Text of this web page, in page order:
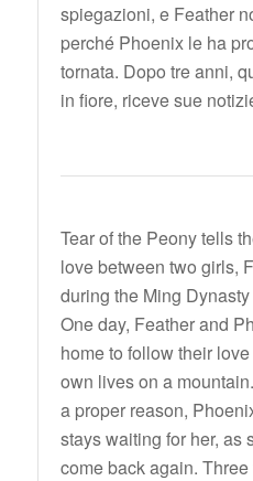
spiegazioni, e Feather
perché Phoenix le ha
tornata. Dopo tre anni,
in fiore, riceve sue
Tear of the Peony tells
love between two girls,
during the Ming
One day, Feather and
home to follow their
own lives on a
a proper reason,
stays waiting for her, as
come back again.